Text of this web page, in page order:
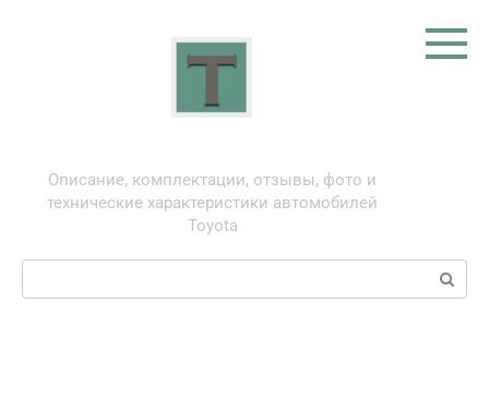
Описание, комплектации, отзывы, фото и
технические характеристики автомобилей
Toyota
Поиск: